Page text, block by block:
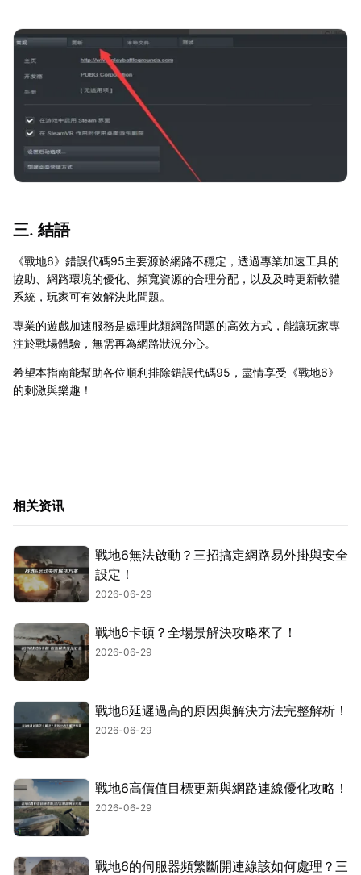
三. 結語
《戰地6》錯誤代碼95主要源於網路不穩定，透過專業加速工具的
協助、網路環境的優化、頻寬資源的合理分配，以及及時更新軟體
系統，玩家可有效解決此問題。
專業的遊戲加速服務是處理此類網路問題的高效方式，能讓玩家專
注於戰場體驗，無需再為網路狀況分心。
希望本指南能幫助各位順利排除錯誤代碼95，盡情享受《戰地6》
的刺激與樂趣！
相关资讯
戰地6無法啟動？三招搞定網路易外掛與安全
設定！
2026-06-29
戰地6卡頓？全場景解決攻略來了！
2026-06-29
戰地6延遲過高的原因與解決方法完整解析！
2026-06-29
戰地6高價值目標更新與網路連線優化攻略！
2026-06-29
戰地6的伺服器頻繁斷開連線該如何處理？三